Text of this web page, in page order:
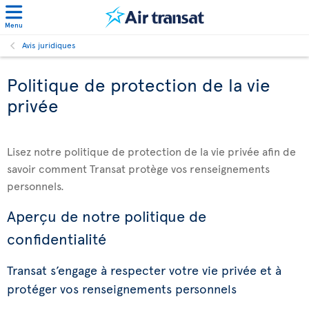
Menu
Avis juridiques
Politique de protection de la vie
privée
Lisez notre politique de protection de la vie privée afin de
savoir comment Transat protège vos renseignements
personnels.
Aperçu de notre politique de
confidentialité
Transat s’engage à respecter votre vie privée et à
protéger vos renseignements personnels